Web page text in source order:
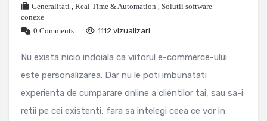
Generalitati , Real Time & Automation , Solutii software
conexe
0 Comments
1112 vizualizari
Nu exista nicio indoiala ca viitorul e-commerce-ului
este personalizarea. Dar nu le poti imbunatati
experienta de cumparare online a clientilor tai, sau sa-i
retii pe cei existenti, fara sa intelegi ceea ce vor in